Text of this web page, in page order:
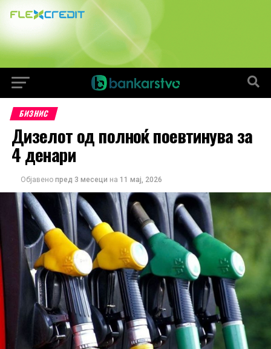
БИЗНИС
Дизелот од полноќ поевтинува за
4 денари
Објавено пред 3 месеци на 11 мај, 2026